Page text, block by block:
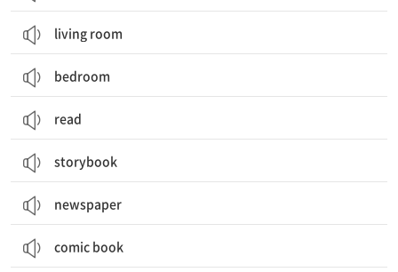
living room
bedroom
read
storybook
newspaper
comic book